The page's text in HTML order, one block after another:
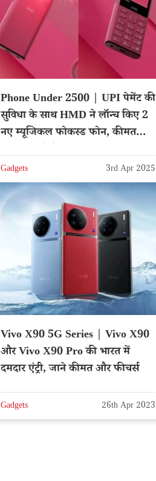
Phone Under 2500 | UPI पेमेंट की
सुविधा के साथ HMD ने लॉन्च किए 2
नए म्यूजिकल फोकस्ड फोन, कीमत
Gadgets 3rd Apr 2025
Vivo X90 5G Series | Vivo X90
और Vivo X90 Pro की भारत में
दमदार एंट्री, जाने कीमत और फीचर्स
Gadgets 26th Apr 2023